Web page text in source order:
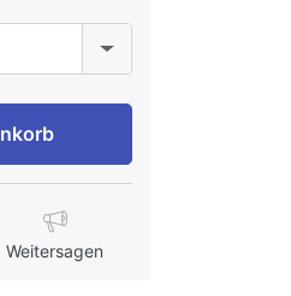
Weitersagen